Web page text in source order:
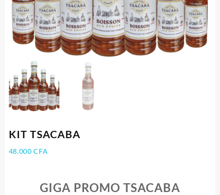
KIT TSACABA
48.000CFA
GIGA PROMO TSACABA